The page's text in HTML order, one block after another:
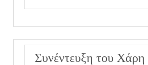
Συνέντευξη του Χάρη